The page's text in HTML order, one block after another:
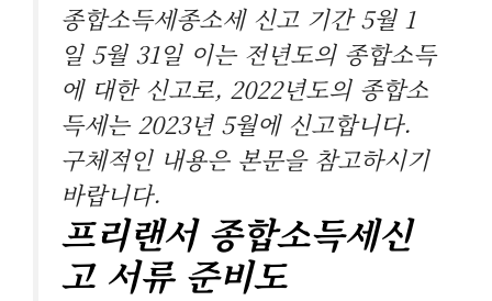
종합소득세종소세 신고 기간 5월 1
일 5월 31일 이는 전년도의 종합소득
에 대한 신고로, 2022년도의 종합소
득세는 2023년 5월에 신고합니다.
구체적인 내용은 본문을 참고하시기
바랍니다.
프리랜서 종합소득세신
고 서류 준비도